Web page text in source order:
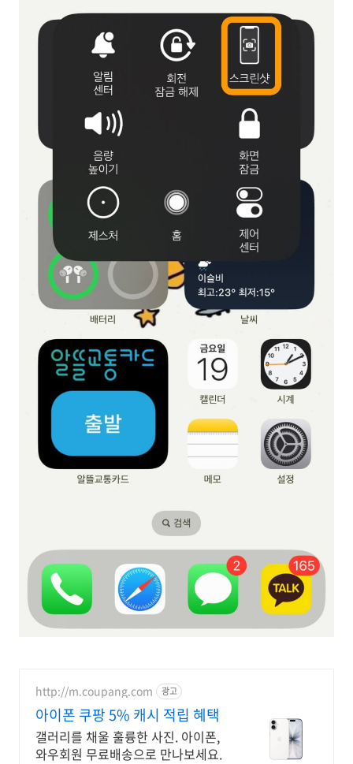
http://m.coupang.com 광고
아이폰 쿠팡 5% 캐시 적립 혜택
갤러리를 채울 훌륭한 사진. 아이폰,
와우회원 무료배송으로 만나보세요.